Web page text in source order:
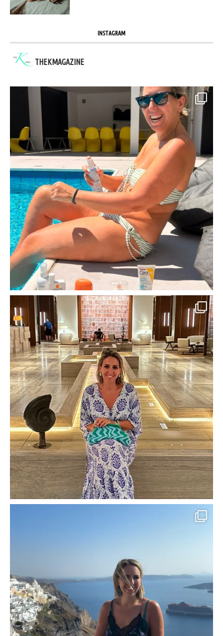
INSTAGRAM
THEKMAGAZINE